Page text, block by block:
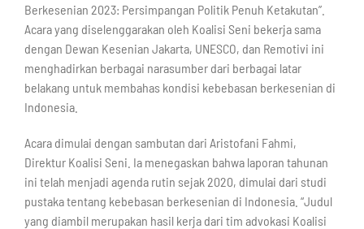
Berkesenian 2023: Persimpangan Politik Penuh Ketakutan”.
Acara yang diselenggarakan oleh Koalisi Seni bekerja sama
dengan Dewan Kesenian Jakarta, UNESCO, dan Remotivi ini
menghadirkan berbagai narasumber dari berbagai latar
belakang untuk membahas kondisi kebebasan berkesenian di
Indonesia.
Acara dimulai dengan sambutan dari Aristofani Fahmi,
Direktur Koalisi Seni. Ia menegaskan bahwa laporan tahunan
ini telah menjadi agenda rutin sejak 2020, dimulai dari studi
pustaka tentang kebebasan berkesenian di Indonesia. “Judul
yang diambil merupakan hasil kerja dari tim advokasi Koalisi